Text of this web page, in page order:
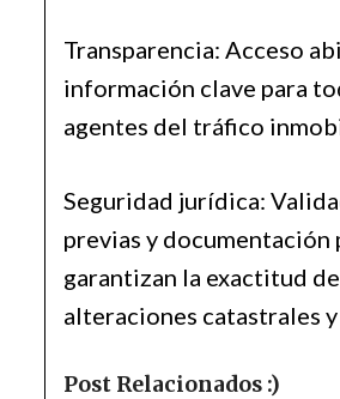
Transparencia: Acceso
información clave para
agentes del tráfico
Seguridad jurídica:
previas y documentación
garantizan la exactitud
alteraciones catastrales
Post Relacionados :)